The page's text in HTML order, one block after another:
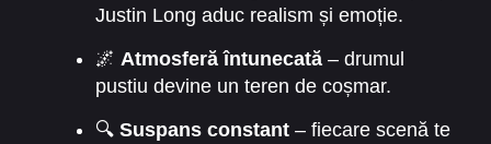
Justin Long aduc realism și emoție.
🌌 Atmosferă întunecată– drumul
pustiu devine un teren de coșmar.
🔍 Suspans constant– fiecare scenă te